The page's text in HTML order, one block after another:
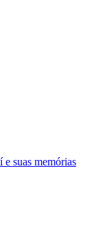
suas memórias